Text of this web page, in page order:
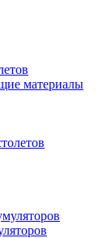
материалы